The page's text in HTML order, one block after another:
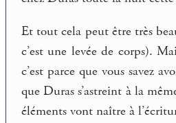
Et tout cela peut être très
c’est une levée de corps).
c’est parce que vous savez
que Duras s’astreint à la
éléments vont naître à